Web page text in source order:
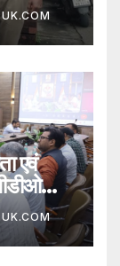
एवं